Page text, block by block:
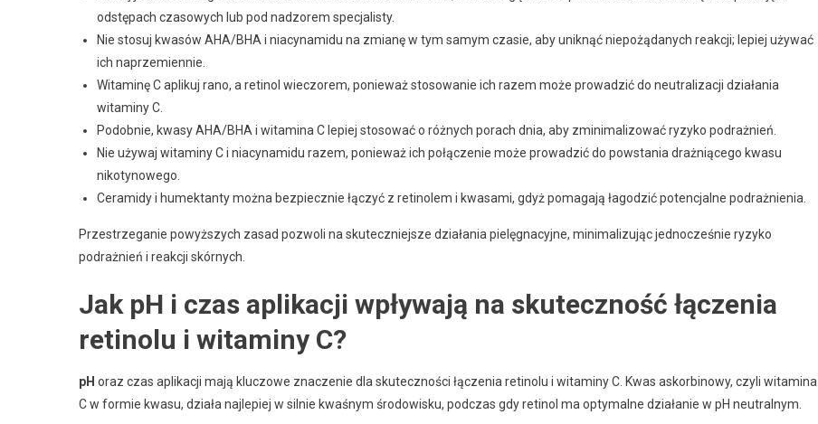
odstępach czasowych lub pod nadzorem specjalisty.
Nie stosuj kwasów AHA/BHA i niacynamidu na zmianę w tym samym czasie, aby uniknąć niepożądanych reakcji; lepiej używać
ich naprzemiennie.
Witaminę C aplikuj rano, a retinol wieczorem, ponieważ stosowanie ich razem może prowadzić do neutralizacji działania
witaminy C.
Podobnie, kwasy AHA/BHA i witamina C lepiej stosować o różnych porach dnia, aby zminimalizować ryzyko podrażnień.
Nie używaj witaminy C i niacynamidu razem, ponieważ ich połączenie może prowadzić do powstania drażniącego kwasu
nikotynowego.
Ceramidy i humektanty można bezpiecznie łączyć z retinolem i kwasami, gdyż pomagają łagodzić potencjalne podrażnienia.
Przestrzeganie powyższych zasad pozwoli na skuteczniejsze działania pielęgnacyjne, minimalizując jednocześnie ryzyko
podrażnień i reakcji skórnych.
Jak pH i czas aplikacji wpływają na skuteczność łączenia
retinolu i witaminy C?
pH oraz czas aplikacji mają kluczowe znaczenie dla skuteczności łączenia retinolu i witaminy C. Kwas askorbinowy, czyli witamina
C w formie kwasu, działa najlepiej w silnie kwaśnym środowisku, podczas gdy retinol ma optymalne działanie w pH neutralnym.